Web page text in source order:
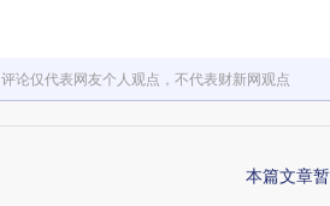
评论仅代表网友个人观点，不代表财新网观点
本篇文章